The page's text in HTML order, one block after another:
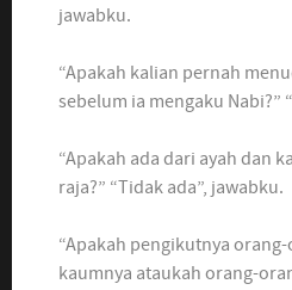
jawabku.
“Apakah kalian pernah
sebelum ia mengaku Nabi?”
“Apakah ada dari ayah dan
raja?” “Tidak ada”, jawabku.
“Apakah pengikutnya
kaumnya ataukah orang-